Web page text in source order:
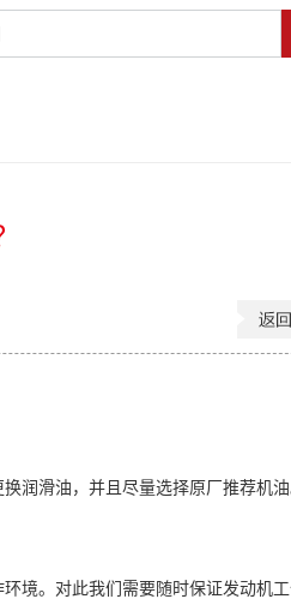
润滑油，并且尽量选择原厂推荐机
境。对此我们需要随时保证发动机